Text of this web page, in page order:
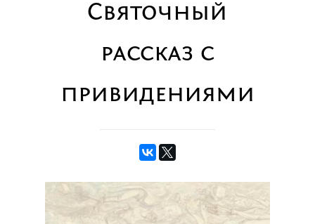
Святочный
рассказ с
привидениями